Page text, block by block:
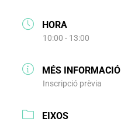
HORA
10:00 - 13:00
MÉS INFORMACIÓ
Inscripció prèvia
EIXOS